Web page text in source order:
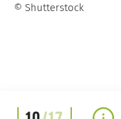
© Shutterstock